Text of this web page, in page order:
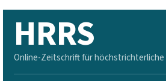
HRRS
Online-Zeitschrift für